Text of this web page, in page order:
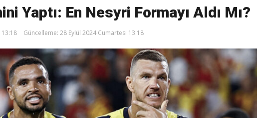
Yaptı: En Nesyri Formayı Aldı Mı?
13:18 Güncelleme: 28 Eylül 2024 Cumartesi 13:18